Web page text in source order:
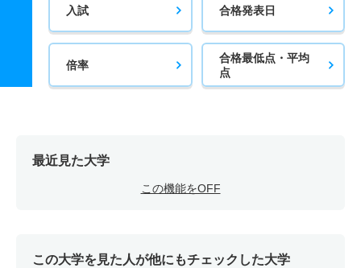
入試 合格発表日
倍率
合格最低点・平均
点
最近見た大学
この機能をOFF
この大学を見た人が他にもチェックした大学